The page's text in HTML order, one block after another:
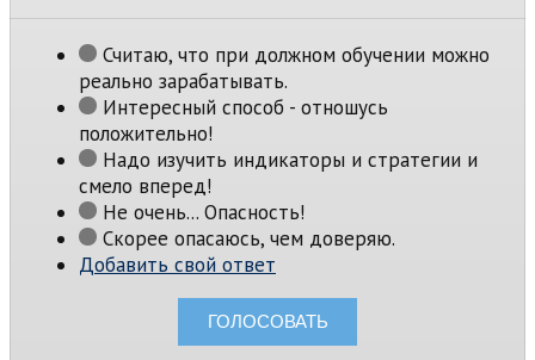
Считаю, что при должном обучении можно
реально зарабатывать.
Интересный способ - отношусь
положительно!
Надо изучить индикаторы и стратегии и
смело вперед!
Не очень... Опасность!
Скорее опасаюсь, чем доверяю.
Добавить свой ответ